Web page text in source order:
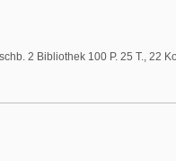
2 Bibliothek 100 P. 25 T.,